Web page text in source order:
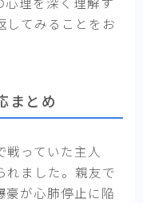
してみることをお
まとめ
戦っていた主人
れました。親友で
豪が心肺停止に陥